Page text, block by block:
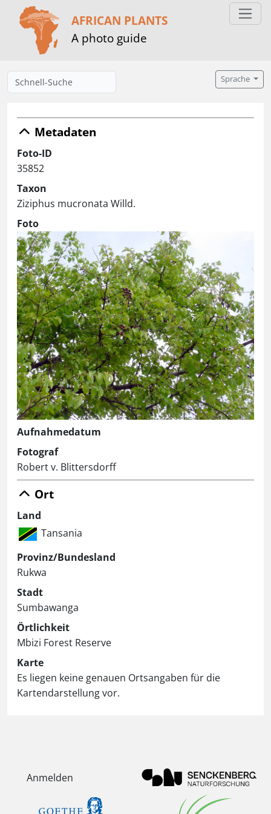
AFRICAN PLANTS
A photo guide
Sprache
Metadaten
Foto-ID
35852
Taxon
Ziziphus mucronata Willd.
Foto
Aufnahmedatum
Fotograf
Robert v. Blittersdorff
Ort
Land
Tansania
Provinz/Bundesland
Rukwa
Stadt
Sumbawanga
Örtlichkeit
Mbizi Forest Reserve
Karte
Es liegen keine genauen Ortsangaben für die
Kartendarstellung vor.
Anmelden